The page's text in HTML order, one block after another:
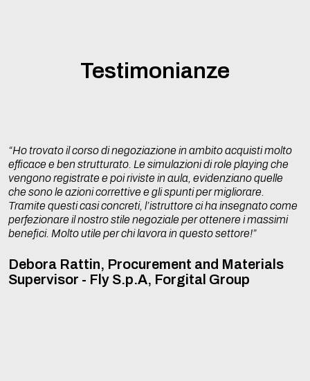
obiettivi, BATNA, etc…)
Conoscersi reciprocamente e fact finding
Accordo di principio / definitivo
Descrizione delle varie fasi negoziali
La negoziazione a distanza
Peculiarità della negoziazione telefonica
Le strategie negoziali più utilizzate
negoziazione
Video ed Interazioni
Testimonianze
“Ho trovato il corso di negoziazione in ambito acquisti molto
efficace e ben strutturato. Le simulazioni di role playing che
vengono registrate e poi riviste in aula, evidenziano quelle
che sono le azioni correttive e gli spunti per migliorare.
Tramite questi casi concreti, l’istruttore ci ha insegnato come
perfezionare il nostro stile negoziale per ottenere i massimi
benefici. Molto utile per chi lavora in questo settore!”
Debora Rattin, Procurement and Materials
Supervisor - Fly S.p.A, Forgital Group